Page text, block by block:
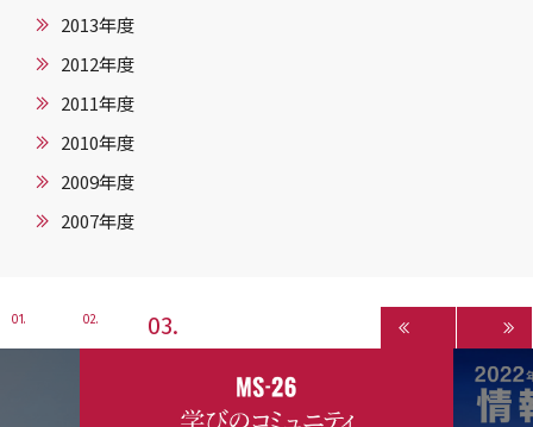
2013年度
2012年度
2011年度
2010年度
2009年度
2007年度
1 2 3